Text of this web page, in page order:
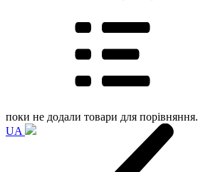
поки не додали товари для порівняння.
UA